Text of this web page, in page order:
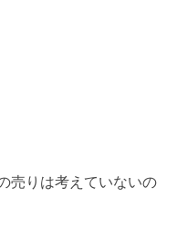
売りは考えていないの